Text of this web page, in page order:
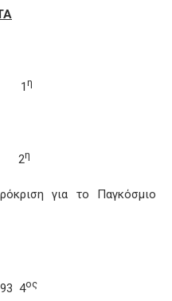
1 η
2η
για το Παγκόσμιο
4ος